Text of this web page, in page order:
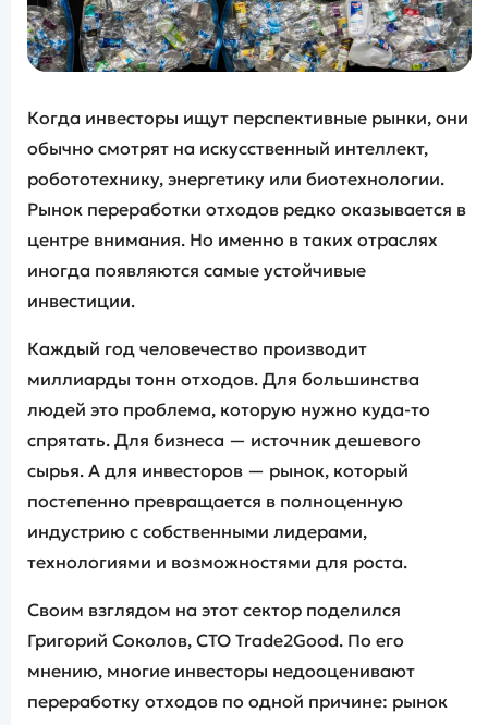
Когда инвесторы ищут перспективные рынки, они
обычно смотрят на искусственный интеллект,
робототехнику, энергетику или биотехнологии.
Рынок переработки отходов редко оказывается в
центре внимания. Но именно в таких отраслях
иногда появляются самые устойчивые
инвестиции.
Каждый год человечество производит
миллиарды тонн отходов. Для большинства
людей это проблема, которую нужно куда-то
спрятать. Для бизнеса — источник дешевого
сырья. А для инвесторов — рынок, который
постепенно превращается в полноценную
индустрию с собственными лидерами,
технологиями и возможностями для роста.
Своим взглядом на этот сектор поделился
Григорий Соколов, CTO Trade2Good. По его
мнению, многие инвесторы недооценивают
переработку отходов по одной причине: рынок